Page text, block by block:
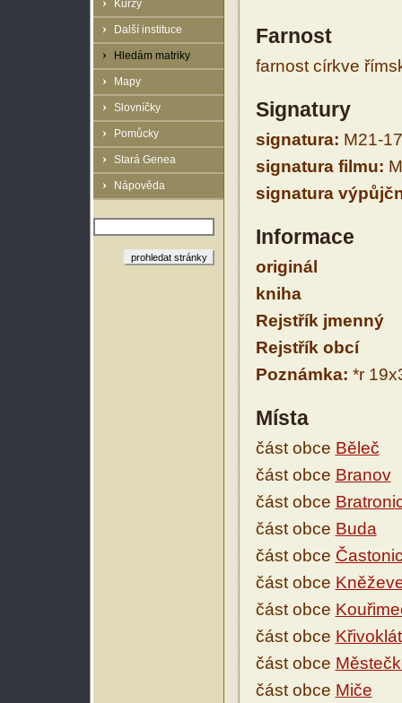
Kurzy
Další instituce
Hledám matriky
Mapy
Slovníčky
Pomůcky
Stará Genea
Nápověda
Farnost
farnost církve
Signatury
signatura: M21-
signatura filmu:
signatura
Informace
originál
kniha
Rejstřík jmenný
Rejstřík obcí
Poznámka: *r
Místa
část obce Běleč
část obce Branov
část obce
část obce Buda
část obce
část obce
část obce
část obce Křivoklát
část obce
část obce Miče